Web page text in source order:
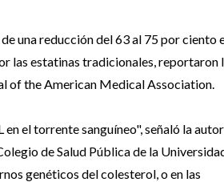
una reducción del 63 al 75 por ciento
las estatinas tradicionales, reportaron
of the American Medical Association.
el torrente sanguíneo", señaló la
de Salud Pública de la
genéticos del colesterol, o en las